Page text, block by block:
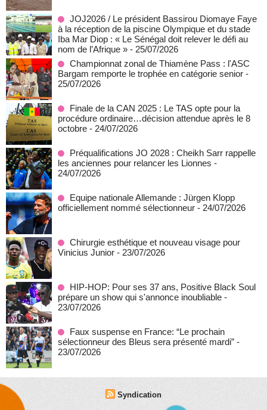
JOJ2026 / Le président Bassirou Diomaye Faye
à la réception de la piscine Olympique et du stade
Iba Mar Diop : « Le Sénégal doit relever le défi au
nom de l’Afrique » - 25/07/2026
Championnat zonal de Thiamène Pass : l'ASC
Bargam remporte le trophée en catégorie senior -
25/07/2026
Finale de la CAN 2025 : Le TAS opte pour la
procédure ordinaire…décision attendue après le 8
octobre - 24/07/2026
Préqualifications JO 2028 : Cheikh Sarr rappelle
les anciennes pour relancer les Lionnes -
24/07/2026
Equipe nationale Allemande : Jürgen Klopp
officiellement nommé sélectionneur - 24/07/2026
Chirurgie esthétique et nouveau visage pour
Vinicius Junior - 23/07/2026
HIP-HOP: Pour ses 37 ans, Positive Black Soul
prépare un show qui s'annonce inoubliable -
23/07/2026
Faux suspense en France: “Le prochain
sélectionneur des Bleus sera présenté mardi” -
23/07/2026
Syndication